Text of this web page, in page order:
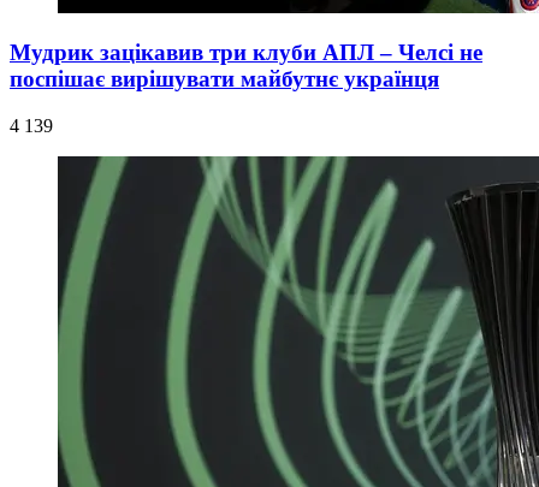
Мудрик зацікавив три клуби АПЛ – Челсі не
поспішає вирішувати майбутнє українця
4 139